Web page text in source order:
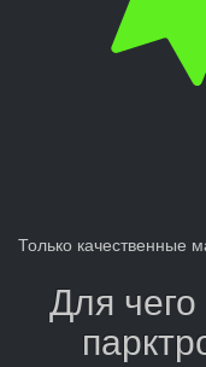
Только качественные
Для